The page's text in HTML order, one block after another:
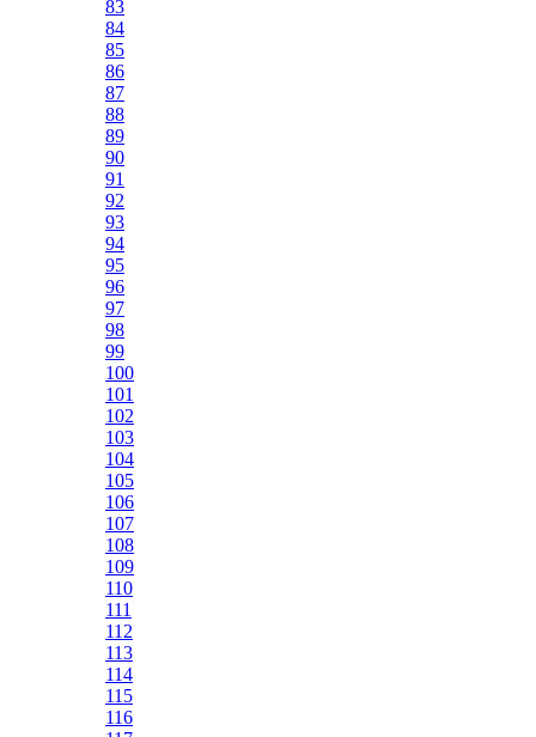
83
84
85
86
87
88
89
90
91
92
93
94
95
96
97
98
99
100
101
102
103
104
105
106
107
108
109
110
111
112
113
114
115
116